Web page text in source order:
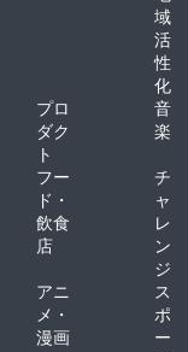
域
活
性
化
プロ
ダク
ト
音
楽
フー
ド・
飲食
店
チ
ャ
レ
ン
ジ
アニ
メ・
漫画
ス
ポ
ー